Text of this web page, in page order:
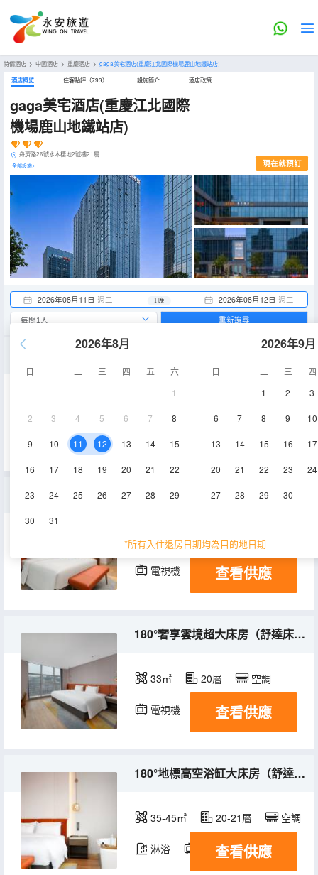
特價酒店 > 中國酒店 > 重慶酒店 > gaga美宅酒店(重慶江北國際機場鹿山地鐵站店)
酒店概览 住客點評（793） 設施簡介 酒店政策
gaga美宅酒店(重慶江北國際
機場鹿山地鐵站店)
舟濟路26號水木棲地2號樓21層
全部設施> 現在就預訂
2026年08月11日 週二 2026年08月12日 週三
1 晚
2026年8月
日 一 二 三 四 五
六
1
2 3 4 5 6 7 8
9 10 11 12 13 14 15
16 17 18 19 20 21 22
23 24 25 26 27 28 29
30 31
2026年9月
日 一 二 三
四
1
2 3
6 7 8 9 10
13 14 15 16 17
20 21 22 23 24
27 28 29 30
*所有入住退房日期均為目的地日期
重新搜尋
30-38㎡ 空調
33-40㎡ 20-21層
電視機 冰箱
查看供應
180°奢享雲境超大床房（舒達床墊+生活吧+雙用冰箱）
33㎡ 20層 空調
電視機 冰箱
查看供應
180°地標高空浴缸大床房（舒達床墊+生活吧+雙用冰箱）
35-45㎡ 20-21層 空調
淋浴 電視機 冰箱
查看供應